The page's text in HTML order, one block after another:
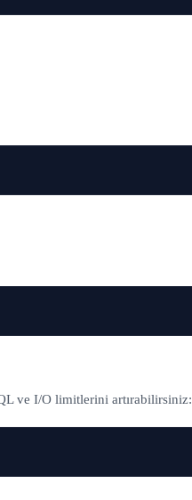
ve I/O limitlerini artırabilirsiniz: